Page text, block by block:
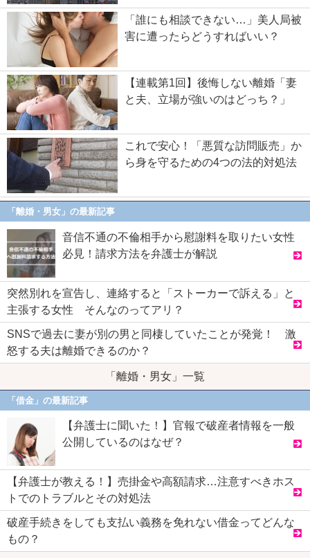
「誰にも相談できない…」美人局被
害に遭ったらどうすればいい？
【連載第1回】後悔しない離婚「妻
と夫、立場が強いのはどっち？」
これで安心！「悪質な訪問販売」か
ら身を守るための4つの法的対処法
「離婚・男女」の最新記事
音信不通の不倫相手から慰謝料を取りたい女性
必見！請求方法を弁護士が解説
突然別れを宣告し、連絡すると「ストーカーで訴える」と
主張する女性 そんなのってアリ？
SNSで過去に妻が別の男と同棲していたことが発覚！ 激
怒する夫は離婚できるのか？
「離婚・男女」一覧
「借金」の最新記事
【弁護士に聞いた！】官報で破産者情報を一般
公開しているのはなぜ？
【弁護士が教える！】売掛金や高額請求…注意すべきホス
トでのトラブルとその対処法
破産手続きをしても支払い義務を免れない借金ってどんな
もの？